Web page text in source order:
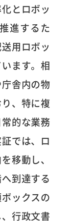
とロボッ
進するた
用ロボッ
ます。相
舎内の物
、特に複
的な業務
では、ロ
移動し、
到達する
ックスの
行政文書